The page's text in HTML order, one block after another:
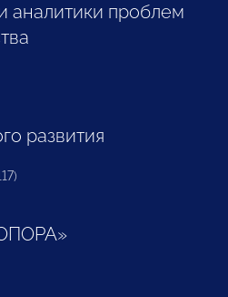
аналитики проблем
развития